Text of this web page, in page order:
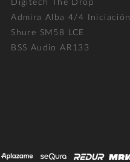
Digitech The Drop
Admira Alba 4/4 Iniciación
Shure SM58 LCE
BSS Audio AR133